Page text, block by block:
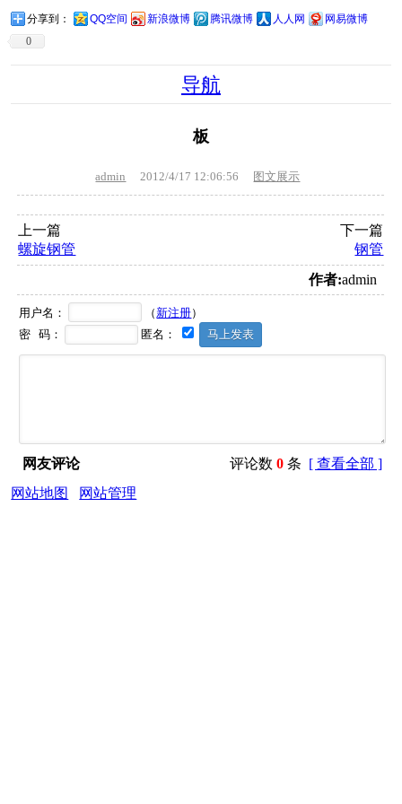
分享到： QQ空间 新浪微博 腾讯微博 人人网
网易微博
0
导航
板
admin 2012/4/17 12:06:56 图文展示
上一篇
螺旋钢管
下一篇
钢管
作者:admin
用户名： （ 新注册）
密 码：
匿名：
网友评论 评论数0 条 [ 查看全部 ]
网站地图
网站管理